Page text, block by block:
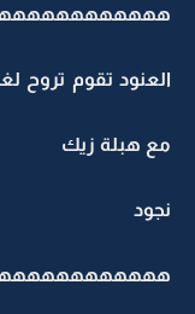
العنود تقوم تروح
مع هبلة زيك